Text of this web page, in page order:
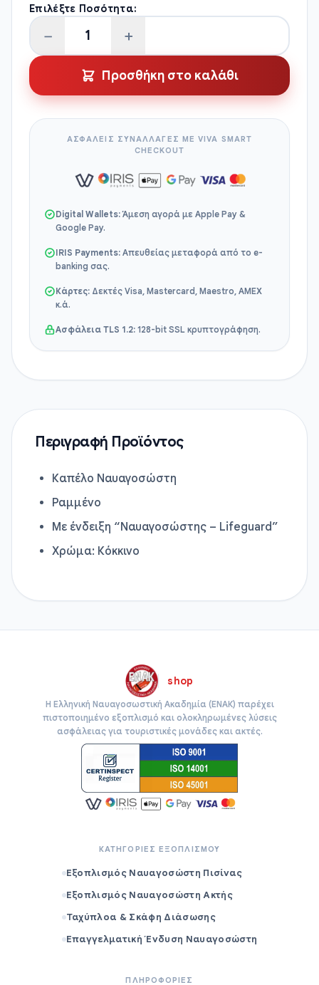
Επιλέξτε Ποσότητα:
Ναυαγοσώστη
ποσότητα
− +
Προσθήκη στο καλάθι
ΑΣΦΑΛΕΙΣ ΣΥΝΑΛΛΑΓΕΣ ΜΕ VIVA SMART
CHECKOUT
Digital Wallets:Άμεση αγορά με Apple Pay &
Google Pay.
IRIS Payments: Απευθείας μεταφορά από το e-
banking σας.
Κάρτες: Δεκτές Visa, Mastercard, Maestro, AMEX
κ.ά.
Ασφάλεια TLS 1.2: 128-bit SSL κρυπτογράφηση.
Περιγραφή Προϊόντος
Καπέλο Ναυαγοσώστη
Ραμμένο
Με ένδειξη “Ναυαγοσώστης – Lifeguard”
Χρώμα: Κόκκινο
shop
Η Ελληνική Ναυαγοσωστική Ακαδημία (ΕΝΑΚ) παρέχει
πιστοποιημένο εξοπλισμό και ολοκληρωμένες λύσεις
ασφάλειας για τουριστικές μονάδες και ακτές.
ΚΑΤΗΓΟΡΙΕΣ ΕΞΟΠΛΙΣΜΟΥ
Εξοπλισμός Ναυαγοσώστη Πισίνας
Εξοπλισμός Ναυαγοσώστη Ακτής
Ταχύπλοα & Σκάφη Διάσωσης
Επαγγελματική Ένδυση Ναυαγοσώστη
ΠΛΗΡΟΦΟΡΙΕΣ